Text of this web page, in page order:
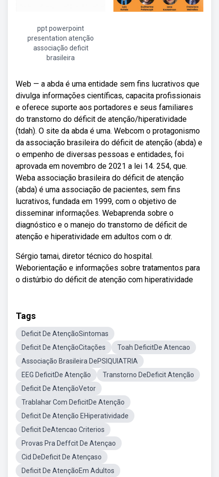
ppt powerpoint
presentation atenção
associação deficit
brasileira
Web — a abda é uma entidade sem fins lucrativos que
divulga informações científicas, capacita profissionais
e oferece suporte aos portadores e seus familiares
do transtorno do déficit de atenção/hiperatividade
(tdah). O site da abda é uma. Webcom o protagonismo
da associação brasileira do déficit de atenção (abda) e
o empenho de diversas pessoas e entidades, foi
aprovada em novembro de 2021 a lei 14. 254, que.
Weba associação brasileira do déficit de atenção
(abda) é uma associação de pacientes, sem fins
lucrativos, fundada em 1999, com o objetivo de
disseminar informações. Webaprenda sobre o
diagnóstico e o manejo do transtorno de déficit de
atenção e hiperatividade em adultos com o dr.
Sérgio tamai, diretor técnico do hospital.
Weborientação e informações sobre tratamentos para
o distúrbio do déficit de atenção com hiperatividade
Tags
Deficit De AtençãoSintomas
Deficit De AtençãoCitações
Toah DeficitDe Atencao
Associação Brasileira DePSIQUIATRIA
EEG DeficitDe Atenção
Transtorno DeDeficit Atenção
Deficit De AtençãoVetor
Trablahar Com DeficitDe Atenção
Deficit De Atenção EHiperatividade
Deficit DeAtencao Criterios
Provas Pra Deffcit De Atençao
Cid DeDeficit De Atençaso
Deficit De AtençãoEm Adultos